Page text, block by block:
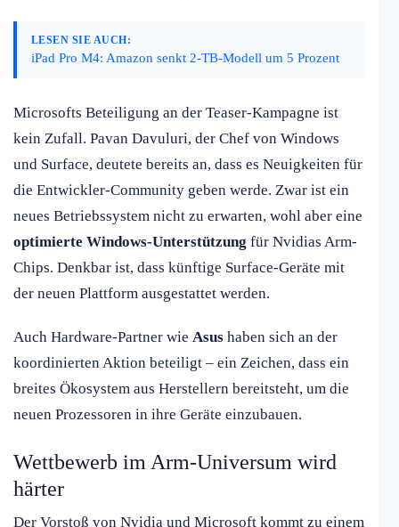
LESEN SIE AUCH:
iPad Pro M4: Amazon senkt 2-TB-Modell um 5 Prozent
Microsofts Beteiligung an der Teaser-Kampagne ist
kein Zufall. Pavan Davuluri, der Chef von Windows
und Surface, deutete bereits an, dass es Neuigkeiten für
die Entwickler-Community geben werde. Zwar ist ein
neues Betriebssystem nicht zu erwarten, wohl aber eine
optimierte Windows-Unterstützung für Nvidias Arm-
Chips. Denkbar ist, dass künftige Surface-Geräte mit
der neuen Plattform ausgestattet werden.
Auch Hardware-Partner wie Asus haben sich an der
koordinierten Aktion beteiligt – ein Zeichen, dass ein
breites Ökosystem aus Herstellern bereitsteht, um die
neuen Prozessoren in ihre Geräte einzubauen.
Wettbewerb im Arm-Universum wird
härter
Der Vorstoß von Nvidia und Microsoft kommt zu einem